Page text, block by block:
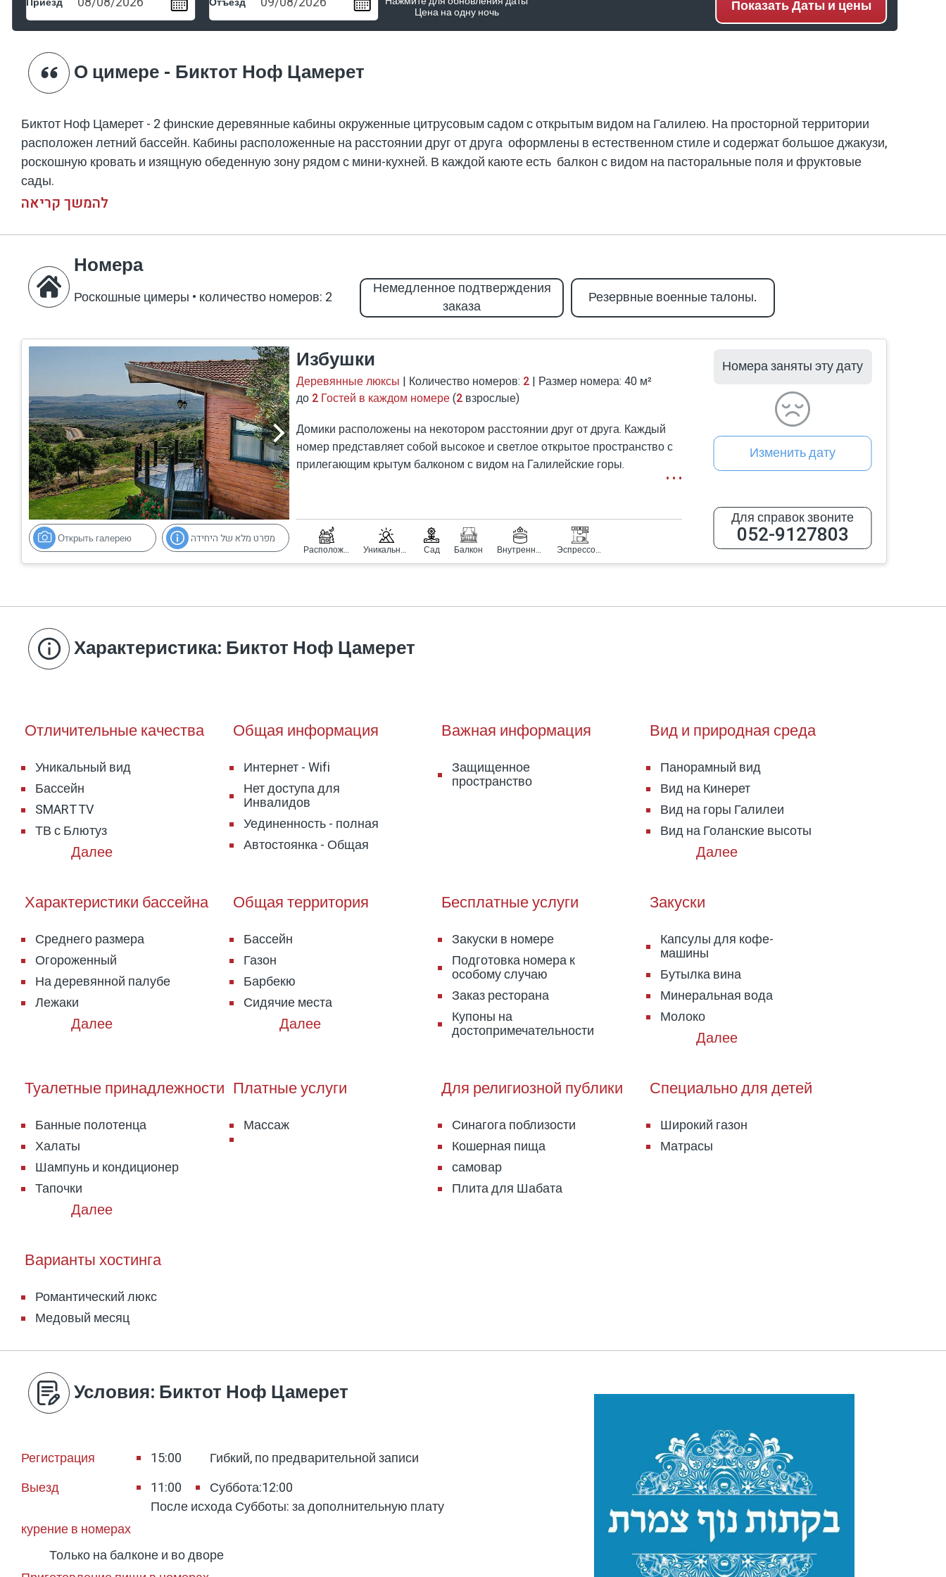
Цена на одну ночь ПоказатьДаты и цены
О цимере - Биктот Ноф Цамерет
Биктот Ноф Цамерет - 2 финские деревянные кабины окруженные цитрусовым садом с открытым видом на Галилею. На просторной территории
расположен летний бассейн. Кабины расположенные на расстоянии друг от друга оформлены в естественном стиле и содержат большое джакузи,
роскошную кровать и изящную обеденную зону рядом с мини-кухней. В каждой каюте есть балкон с видом на пасторальные поля и фруктовые
сады.
להמשך קריאה
Номера
Роскошные цимеры • количество номеров: 2
Немедленное подтверждения
заказа
Резервные военные талоны.
Избушки
Деревянные люксы | Количество номеров: 2 | Размер номера: 40 м²
до 2 Гостей в каждом номере(2 взрослые)
Домики расположены на некотором расстоянии друг от друга. Каждый
номер представляет собой высокое и светлое открытое пространство с
прилегающим крытум балконом с видом на Галилейские горы.
Номера заняты эту дату
Для справок звоните
052-9127803
Изменить дату
Открыть галерею מפרט מלא של היחידה
Расположен на природе Уникальный вид Сад Балкон Внутренний джакузи Эспрессо-машина
Характеристика: Биктот Ноф Цамерет
Отличительные качества
Уникальный вид
Бассейн
SMART TV
ТВ с Блютуз
Общая информация
Интернет - Wifi
Нет доступа для
Инвалидов
Уединенность - полная
Автостоянка - Общая
Важная информация
Защищенное
пространство
Вид и природная среда
Панорамный вид
Вид на Кинерет
Вид на горы Галилеи
Вид на Голанские высоты
Характеристики бассейна
Среднего размера
Огороженный
На деревянной палубе
Лежаки
Общая территория
Бассейн
Газон
Барбекю
Сидячие места
Бесплатные услуги
Закуски в номере
Подготовка номера к
особому случаю
Заказ ресторана
Купоны на
достопримечательности
Закуски
Капсулы для кофе-
машины
Бутылка вина
Минеральная вода
Молоко
Туалетные принадлежности
Банные полотенца
Халаты
Шампунь и кондиционер
Тапочки
Платные услуги
Массаж
Для религиозной публики
Синагога поблизости
Кошерная пища
самовар
Плита для Шабата
Специально для детей
Широкий газон
Матрасы
Варианты хостинга
Романтический люкс
Медовый месяц
Условия: Биктот Ноф Цамерет
Регистрация 15:00
Гибкий, по предварительной записи
Выезд
11:00
Суббота:12:00
После исхода Субботы: за дополнительную плату
курение в номерах
Только на балконе и во дворе